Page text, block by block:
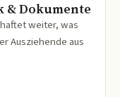
& Dokumente
weiter, was
Ausziehende aus